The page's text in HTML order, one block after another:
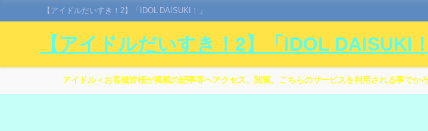
【アイドルだいすき！2】「IDOL DAISUKI！」
【アイドルだいすき！2】「IDOL DAISUKI
アイドル＜お客様皆様が掲載の記事等へアクセス、閲覧、こちらのサービスを利用される事でか